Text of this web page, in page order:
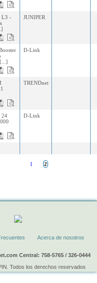
L3 -
JUNIPER
D-Link
TRENDnet
24
D-Link
1 2
Acerca de nosotros
Central: 758-5765 / 326-0444
Todos los derechos reservados